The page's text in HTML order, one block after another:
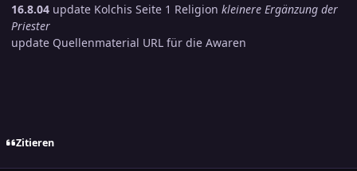
16.8.04 update Kolchis Seite 1 Religion kleinere Ergänzung der
Priester
update Quellenmaterial URL für die Awaren
Zitieren